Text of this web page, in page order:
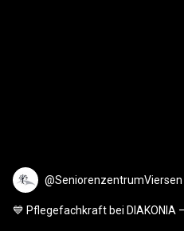
@SeniorenzentrumViersen
💙 Pflegefachkraft bei DIAKONIA